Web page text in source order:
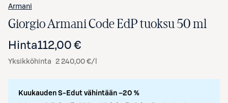
Armani
Giorgio Armani Code EdP tuoksu 50 ml
Hinta112,00 €
Yksikköhinta 2 240,00 €/l
Kuukauden S-Edut vähintään –20 %